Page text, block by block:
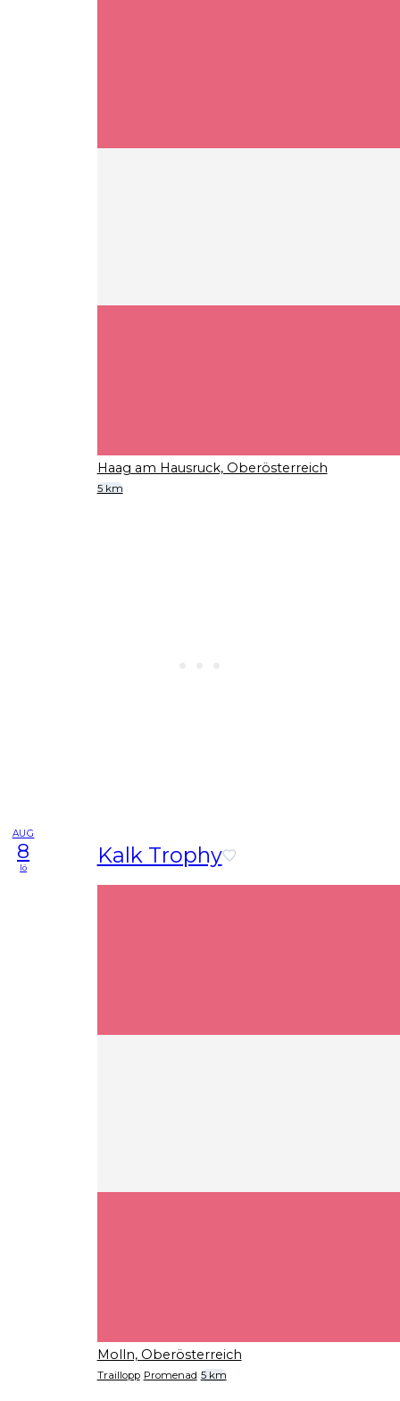
Haag am Hausruck, Oberösterreich
5 km
AUG
8
lö Kalk Trophy
Molln, Oberösterreich
Traillopp Promenad 5 km